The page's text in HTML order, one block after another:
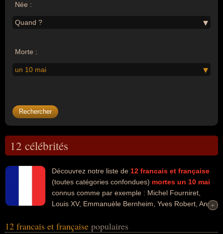
Née :
Quand ?
Morte :
un 10 mai
12 célébrités
Découvrez notre liste de 12 francais et française
(toutes catégories confondues) mortes un 10 mai
connus comme par exemple : Michel Fourniret,
Louis XV, Emmanuèle Bernheim, Yves Robert, André
Renaud Van Ruymbeke, Jean-Pierre Putters... Ces personnalités
+
+
12 francais et française populaires